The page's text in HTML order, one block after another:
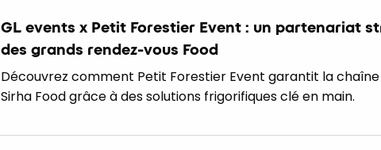
GL events x Petit Forestier Event : un partenariat
des grands rendez-vous Food
Découvrez comment Petit Forestier Event garantit la chaîne
Sirha Food grâce à des solutions frigorifiques clé en main.